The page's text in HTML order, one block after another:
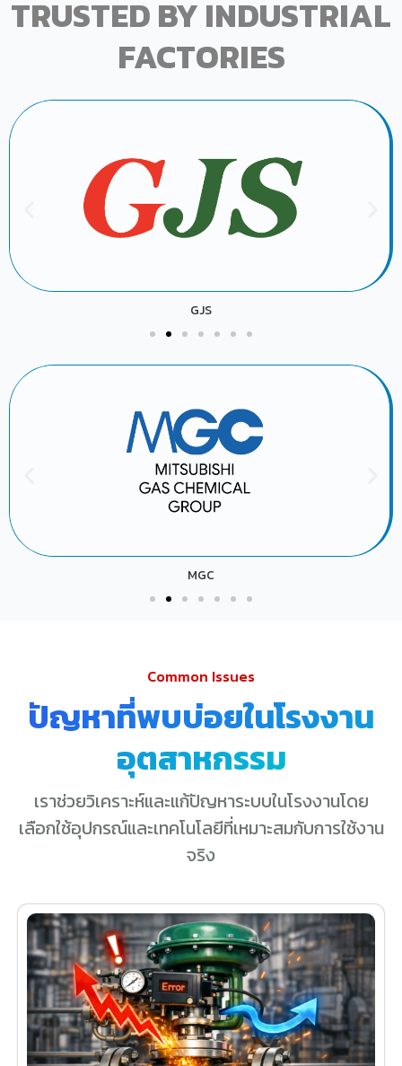
TRUSTED BY INDUSTRIAL
FACTORIES
GJS
MGC
Common Issues
ปัญหาที่พบบ่อยในโรงงาน
อุตสาหกรรม
เราช่วยวิเคราะห์และแก้ปัญหาระบบในโรงงานโดย
เลือกใช้อุปกรณ์และเทคโนโลยีที่เหมาะสมกับการใช้งาน
จริง